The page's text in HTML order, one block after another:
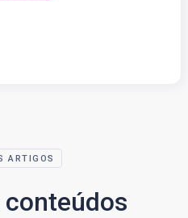
ARTIGOS